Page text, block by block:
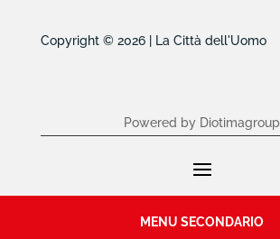
Copyright © 2026 | La Città dell'Uomo
Powered by Diotimagroup
MENU SECONDARIO